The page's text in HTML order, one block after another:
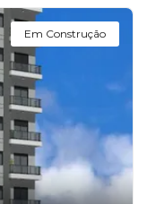
Em Construção